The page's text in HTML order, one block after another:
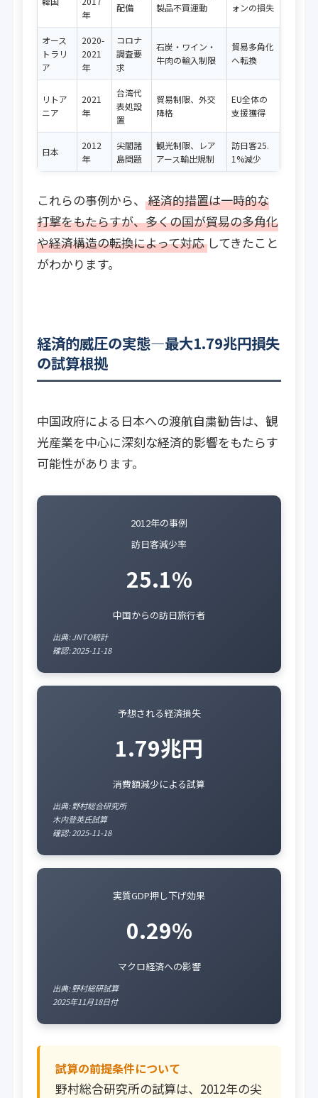
年
配備
製品不買運動
ォンの損失
オース
トラリ
ア
2020-
2021
年
コロナ
調査要
求
石炭・ワイン・
牛肉の輸入制限
貿易多角化
へ転換
リトア
ニア
2021
年
台湾代
表処設
置
貿易制限、外交
降格
EU全体の
支援獲得
日本
2012
年
尖閣諸
島問題
観光制限、レア
アース輸出規制
訪日客25.
1%減少
これらの事例から、経済的措置は一時的な
打撃をもたらすが、多くの国が貿易の多角化
や経済構造の転換によって対応 してきたこと
がわかります。
経済的威圧の実態―最大1.79兆円損失
の試算根拠
中国政府による日本への渡航自粛勧告は、観
光産業を中心に深刻な経済的影響をもたらす
可能性があります。
2012年の事例
訪日客減少率
25.1%
中国からの訪日旅行者
出典: JNTO統計
確認: 2025-11-18
予想される経済損失
1.79兆円
消費額減少による試算
出典: 野村総合研究所
木内登英氏試算
確認: 2025-11-18
実質GDP押し下げ効果
0.29%
マクロ経済への影響
出典: 野村総研試算
2025年11月18日付
試算の前提条件について
野村総合研究所の試算は、2012年の尖